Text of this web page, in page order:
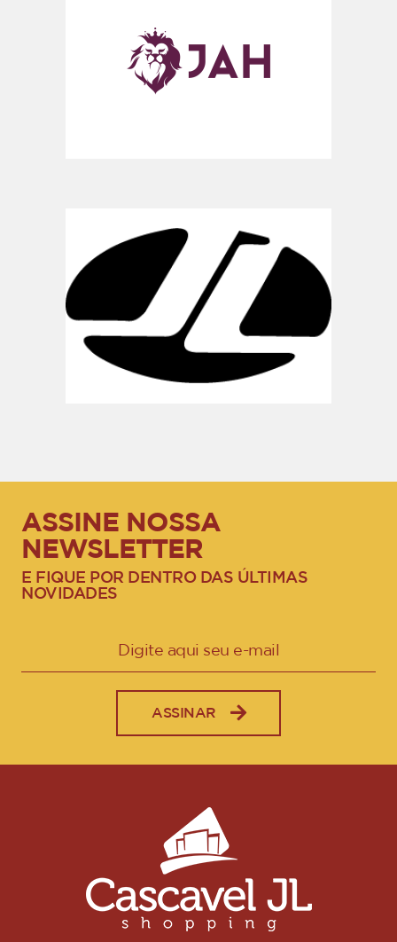
ASSINE NOSSA
NEWSLETTER
E FIQUE POR DENTRO DAS ÚLTIMAS
NOVIDADES
ASSINAR